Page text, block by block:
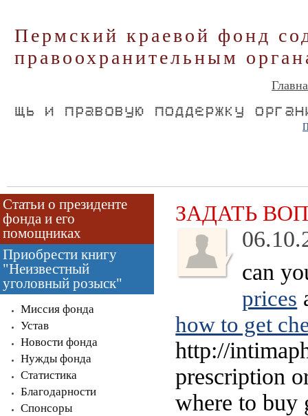
Пермский краевой фонд
правоохранительным
Статьи о президенте
фонда и его
помощниках
Приобрести книгу
"Неизвестный
уголовный розыск"
Миссия фонда
Устав
Новости фонда
Нужды фонда
Статистика
Благодарности
Спонсоры
ЗАДАТЬ
can
prices
how to get
http://
prescription
where to